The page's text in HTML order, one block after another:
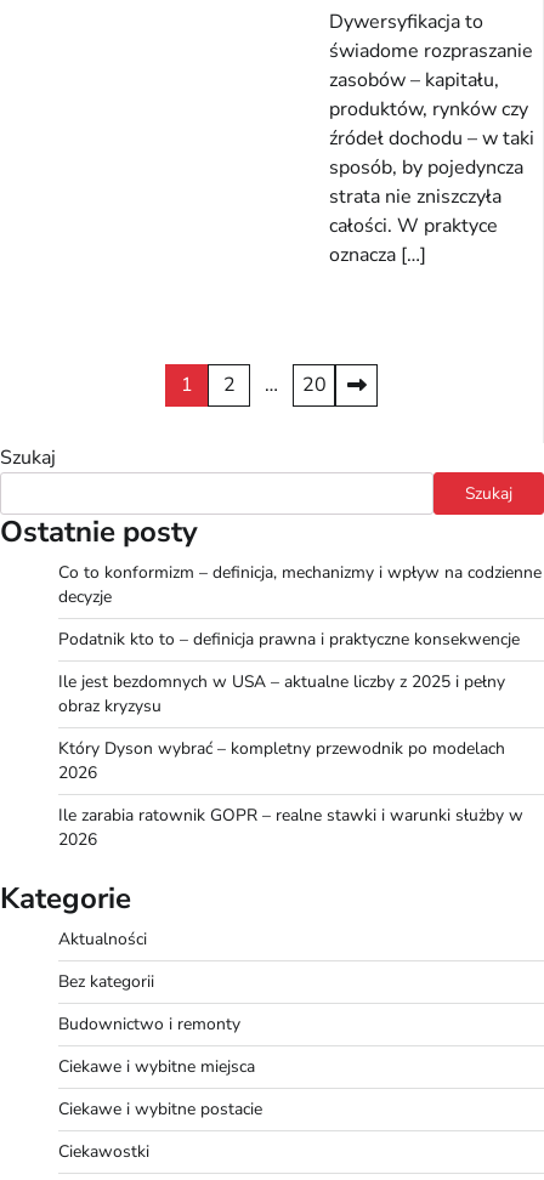
Dywersyfikacja to
świadome rozpraszanie
zasobów – kapitału,
produktów, rynków czy
źródeł dochodu – w taki
sposób, by pojedyncza
strata nie zniszczyła
całości. W praktyce
oznacza […]
Stronicowanie
1 2 … 20
Szukaj
Szukaj
Ostatnie posty
Co to konformizm – definicja, mechanizmy i wpływ na codzienne
decyzje
Podatnik kto to – definicja prawna i praktyczne konsekwencje
Ile jest bezdomnych w USA – aktualne liczby z 2025 i pełny
obraz kryzysu
Który Dyson wybrać – kompletny przewodnik po modelach
2026
Ile zarabia ratownik GOPR – realne stawki i warunki służby w
2026
Kategorie
Aktualności
Bez kategorii
Budownictwo i remonty
Ciekawe i wybitne miejsca
Ciekawe i wybitne postacie
Ciekawostki